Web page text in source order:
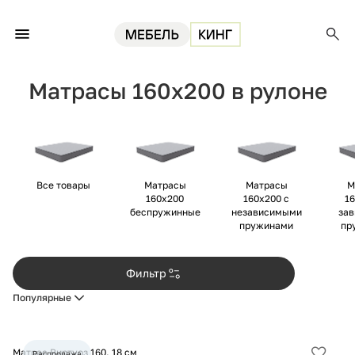
Матрасы 160х200 в рулоне
Все товары
Матрасы
160х200
беспружинные
Матрасы
160х200 с
независимыми
пружинами
Фильтр
Популярные
Матрас Виртуоз 160, 18 см